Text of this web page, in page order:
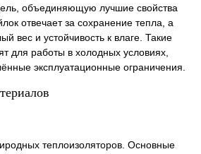
объединяющую лучшие свойства
отвечает за сохранение тепла, а
вес и устойчивость к влаге. Такие
для работы в холодных условиях,
эксплуатационные ограничения.
теплоизоляторов. Основные